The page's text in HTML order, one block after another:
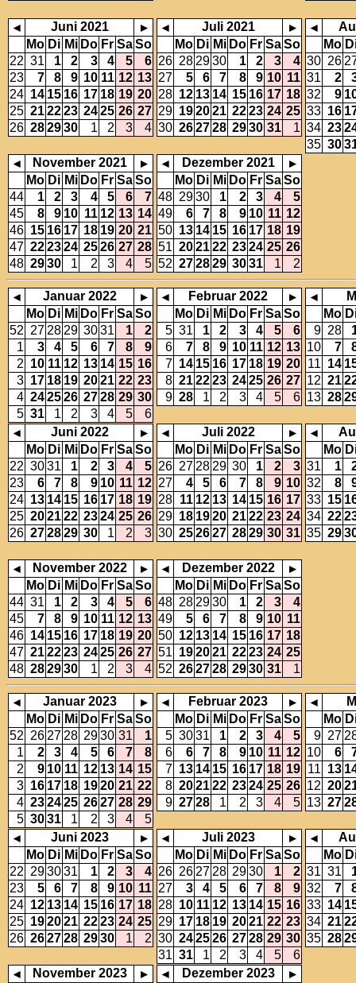
◂ Juni 2021
▸
Mo Di Mi Do Fr SaSo
22 31 1 2 3 4 5
6
23
7 8 9 10 11 12 13
24 14 15 16 17 18 19 20
25 212223 2425 26 27
26 282930 1 2 3 4
◂ Juli 2021
▸
Mo Di Mi Do Fr SaSo
26 28 2930 1 2 3
4
27
5 6 7 8 9 10 11
28 12 13 14 15 16 17 18
29 192021 2223 24 25
30 262728 2930 31 1
◂
Mo
30 26
31
2
32
9
33 16
34 23
35 30
◂
November 2021
▸
Mo Di Mi Do Fr SaSo
44
1 2 3 4 5 6
7
45
8 9 10 11 12 13 14
46 15 16 17 18 19 20 21
47 222324 2526 27 28
48 2930 1 2 3 4 5
◂ Dezember 2021
▸
Mo Di Mi Do Fr SaSo
48 2930 1 2 3 4
5
49
6 7 8 9 10 11 12
50 13 14 15 16 17 18 19
51 202122 2324 25 26
52 272829 3031 1 2
◂ Januar 2022
▸
Mo Di Mi Do Fr SaSo
52 27 28 29 3031 1
2
1
3 4 5 6 7 8
9
2 10 11 12 13 14 15 16
3 17 18 19 2021 22 23
4 242526 2728 29 30
5 31 1 2 3 4 5 6
◂ Februar 2022
▸
Mo Di Mi Do Fr SaSo
5 31 1 2 3 4 5
6
6
7 8 9 10 11 12 13
7 14 15 16 17 18 19 20
8 212223 2425 26 27
9 28 1 2 3 4 5 6
◂
Mo
9 28
10
7
11 14
12 21
13 28
◂ Juni 2022
▸
Mo Di Mi Do Fr SaSo
22 3031 1 2 3 4
5
23
6 7 8 9 10 11 12
24 13 14 15 16 17 18 19
25 202122 2324 25 26
26 272829 30 1 2 3
◂ Juli 2022
▸
Mo Di Mi Do Fr SaSo
26 27 28 29 30 1 2
3
27
4 5 6 7 8 9 10
28 11 12 13 14 15 16 17
29 18 1920 2122 23 24
30 252627 2829 30 31
◂
Mo
31
1
32
8
33 15
34 22
35 29
◂ November 2022
▸
Mo Di Mi Do Fr SaSo
44 31 1 2 3 4 5
6
45
7 8 9 10 11 12 13
46 14 15 16 17 18 19 20
47 212223 2425 26 27
48 282930 1 2 3 4
◂ Dezember 2022
▸
Mo Di Mi Do Fr SaSo
48 28 2930 1 2 3
4
49
5 6 7 8 9 10 11
50 12 13 14 15 16 17 18
51 192021 2223 24 25
52 262728 2930 31 1
◂ Januar 2023
▸
Mo Di Mi Do Fr SaSo
52 26 27 28 2930 31
1
1
2 3 4 5 6 7
8
2
9 10 11 12 13 14 15
3 16 17 18 1920 21 22
4 232425 2627 28 29
5 3031 1 2 3 4 5
◂ Februar 2023
▸
Mo Di Mi Do Fr SaSo
5 3031 1 2 3 4
5
6
6 7 8 9 10 11 12
7 13 14 15 16 17 18 19
8 202122 2324 25 26
9 2728 1 2 3 4 5
◂
Mo
9 27
10
6
11 13
12 20
13 27
◂ Juni 2023
▸
Mo Di Mi Do Fr SaSo
22 293031 1 2 3
4
23
5 6 7 8 9 10 11
24 12 13 14 15 16 17 18
25 192021 2223 24 25
26 262728 2930 1 2
◂ Juli 2023
▸
Mo Di Mi Do Fr SaSo
26 26 27 28 2930 1
2
27
3 4 5 6 7 8
9
28 10 11 12 13 14 15 16
29 17 18 19 2021 22 23
30 242526 2728 29 30
31 31 1 2 3 4 5 6
◂
Mo
31 31
32
7
33 14
34 21
35 28
◂ November 2023
▸
◂ Dezember 2023
▸